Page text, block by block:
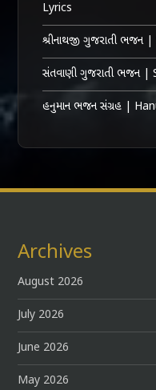
Lyrics
શ્રીનાથજી ગુજરાતી
સંતવાણી ગુજરાતી ભજન |
હનુમાન ભજન સંગ્રહ |
Archives
August 2026
July 2026
June 2026
May 2026